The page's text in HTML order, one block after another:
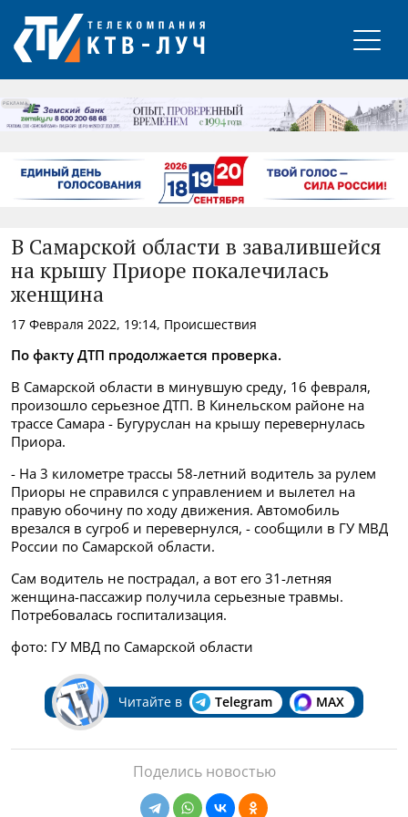
РЕКЛАМА
В Самарской области в завалившейся
на крышу Приоре покалечилась
женщина
17 Февраля 2022, 19:14, Происшествия
По факту ДТП продолжается проверка.
В Самарской области в минувшую среду, 16 февраля,
произошло серьезное ДТП. В Кинельском районе на
трассе Самара - Бугуруслан на крышу перевернулась
Приора.
- На 3 километре трассы 58-летний водитель за рулем
Приоры не справился с управлением и вылетел на
правую обочину по ходу движения. Автомобиль
врезался в сугроб и перевернулся, - сообщили в ГУ МВД
России по Самарской области.
Сам водитель не пострадал, а вот его 31-летняя
женщина-пассажир получила серьезные травмы.
Потребовалась госпитализация.
фото: ГУ МВД по Самарской области
Читайте в Telegram MAX
Поделись новостью